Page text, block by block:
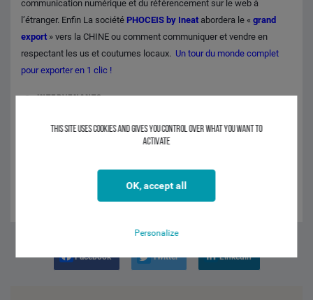
communication numérique et du référencement sur le web à
l’étranger. Enfin La société PHOCEIS by Ineat abordera le « grand
export » vers la CHINE ou comment communiquer et vendre en
respectant les us et coutumes locaux. Un tour du monde complet
pour exporter en 1 clic !
INTERVENANTS
HELENE RENAULT - CIC NORD OUEST
Facebook Twitter Linkedin
This site uses cookies and gives you control over what you want to
activate
OK, accept all
Personalize